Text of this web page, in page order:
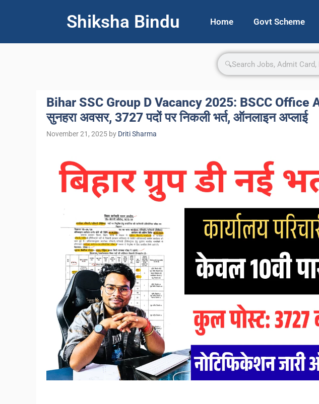
Shiksha Bindu Home Govt Scheme
Bihar SSC Group D Vacancy 2025: BSCC Office
सुनहरा अवसर, 3727 पदों पर निकली भर्त, ऑनलाइन अप्लाई
November 21, 2025 by Driti Sharma